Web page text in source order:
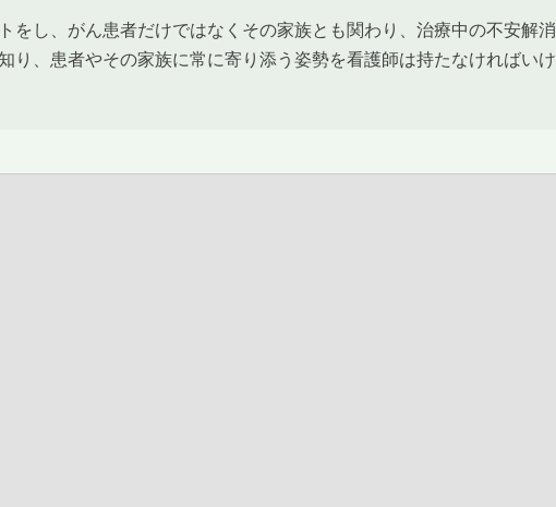
をし、がん患者だけではなくその家族とも関わり、治療中の不安解消
り、患者やその家族に常に寄り添う姿勢を看護師は持たなければいけ